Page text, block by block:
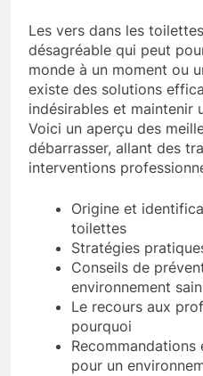
Les vers dans les
désagréable qui peut
monde à un moment ou
existe des solutions
indésirables et maintenir
Voici un aperçu des
débarrasser, allant des
interventions
Origine et
toilettes
Stratégies
Conseils de
environnement sain
Le recours aux
pourquoi
pour un